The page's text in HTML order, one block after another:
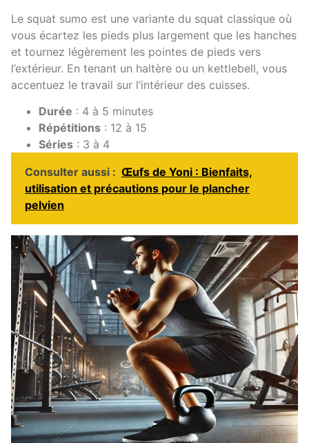
Le squat sumo est une variante du squat classique où
vous écartez les pieds plus largement que les hanches
et tournez légèrement les pointes de pieds vers
l’extérieur. En tenant un haltère ou un kettlebell, vous
accentuez le travail sur l’intérieur des cuisses.
Durée : 4 à 5 minutes
Répétitions : 12 à 15
Séries : 3 à 4
Consulter aussi : Œufs de Yoni : Bienfaits,
utilisation et précautions pour le plancher
pelvien